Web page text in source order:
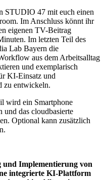
STUDIO 47 mit euch einen
Im Anschluss könnt ihr
eigenen TV-Beitrag
Im letzten Teil des
Lab Bayern die
aus dem Arbeitsalltag
und exemplarisch
KI-Einsatz und
zu entwickeln.
wird ein Smartphone
und das cloudbasierte
Optional kann zusätzlich
Implementierung von
integrierte KI-Plattform